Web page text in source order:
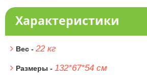
Характеристики
Вес - 22 кг
Размеры - 132*67*54 см